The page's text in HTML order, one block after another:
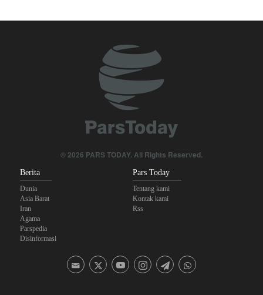
Militer Yaman Serang Kapal Tanker Minyak Saudi
Tiga Tujuan AS di Balik Eskalasi, dan Mengapa Iran Tetap
Legislator Iran: AS Akan Segera Diusir dari Kawasan dan Semua
© 2026 PARS TODAY. All Rights Reserved.
Berita
Dunia
Asia Barat
Iran
Agama
Parspedia
Disinformasi
Pars Today
Tentang kami
Kontak kami
Rss